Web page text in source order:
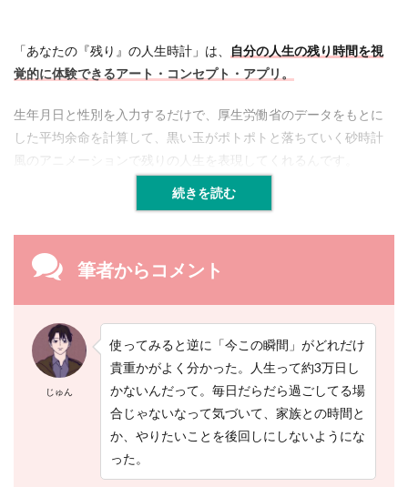
「あなたの『残り』の人生時計」は、
自分の人生の残り時間を視
覚的に体験できるアート・コンセプト・アプリ。
生年月日と性別を入力するだけで、厚生労働省のデータをもとに
した平均余命を計算して、黒い玉がポトポトと落ちていく砂時計
風のアニメーションで残りの人生を表現してくれるんです。
続きを読む
筆者からコメント
じゅん
使ってみると逆に「今この瞬間」がどれだけ
貴重かがよく分かった。人生って約3万日し
かないんだって。毎日だらだら過ごしてる場
合じゃないなって気づいて、家族との時間と
か、やりたいことを後回しにしないようにな
った。